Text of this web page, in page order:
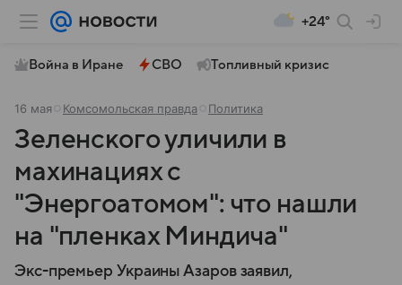
+24°
Война в Иране СВО Топливный кризис
16 мая Комсомольская правда Политика
Зеленского уличили в
махинациях с
"Энергоатомом": что нашли
на "пленках Миндича"
Экс-премьер Украины Азаров заявил,